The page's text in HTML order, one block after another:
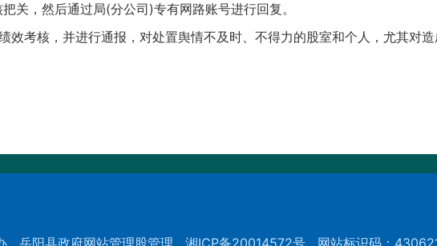
关，然后通过局(分公司)专有网路账号进行回复。
考核，并进行通报，对处置舆情不及时、不得力的股室和个人，尤其对造
岳阳县政府网站管理股管理 湘ICP备20014572号 网站标识码：